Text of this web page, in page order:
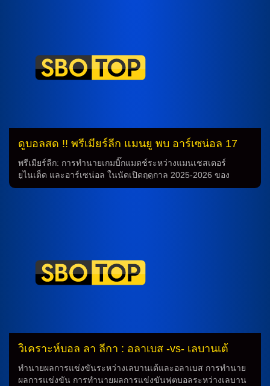
ดูบอลสด !! พรีเมียร์ลีก แมนยู พบ อาร์เซน่อล 17
ส.ค.68
พรีเมียร์ลีก: การทำนายเกมบิ๊กแมตช์ระหว่างแมนเชสเตอร์
ยูไนเต็ด และอาร์เซน่อล ในนัดเปิดฤดูกาล 2025-2026 ของ
พรีเมียร์ลีก กำลังจะมีเกมบิ๊กแมตช์ในสัปดาห์แรก ระหว่างทีม
ทำนายผล อาร์เซน่อลได้แสดงความแข็งแกร่งเมื่อพบกับแมนเชส
เตอร์ ยูไนเต็ดในฤดูกาลที่ผ่านมา โดยได้ชนะในเกมแรกที่สนาม
ของตนเอง 2-0 และทำให้เสมอกับทีมตนเองในเกมที่ 2 ด้วยผล
ทำนายในเกมนี้กลับมีความน่าสนใจมาก เนื่องจากทั้งสองทีมมี
ประวัติการแข่งขันกันอย่างดี และมีผลงานที่น่าพอใจในฤดูกาลที่
อาจจะมีประโยชน์จากการเป็นเจ้าบ้านในเกมนี้ และมีโอกาสที่จะ
เอาชนะอาร์เซน่อล แต่ทีมเหย้าก็คงไม่ค่อยให้หายใจน้อย และจะ
วิเคราะห์บอล ลา ลีกา : อลาเบส -vs- เลบานเต้
ทำนายผลการแข่งขันระหว่างเลบานเต้และอลาเบส การทำนาย
ผลการแข่งขัน การทำนายผลการแข่งขันฟุตบอลระหว่างเลบาน